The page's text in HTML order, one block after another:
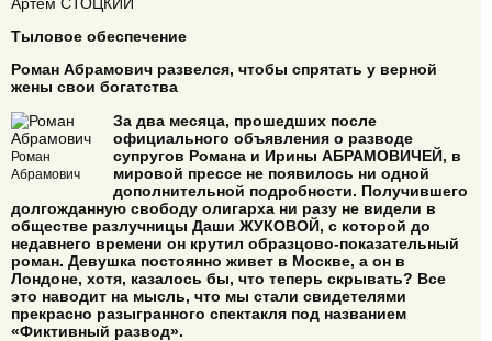
Тыловое обеспечение
Роман Абрамович развелся, чтобы спрятать у верной
жены свои богатства
Роман
Абрамович
За два месяца, прошедших после
официального объявления о разводе
супругов Романа и Ирины АБРАМОВИЧЕЙ, в
мировой прессе не появилось ни одной
дополнительной подробности. Получившего
долгожданную свободу олигарха ни разу не видели в
обществе разлучницы Даши ЖУКОВОЙ, с которой до
недавнего времени он крутил образцово-показательный
роман. Девушка постоянно живет в Москве, а он в
Лондоне, хотя, казалось бы, что теперь скрывать? Все
это наводит на мысль, что мы стали свидетелями
прекрасно разыгранного спектакля под названием
«Фиктивный развод».